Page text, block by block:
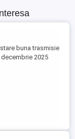
buna trasmisie
2025
Nu raspund
plus sau minus